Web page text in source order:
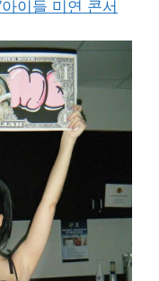
이들 미연 콘서